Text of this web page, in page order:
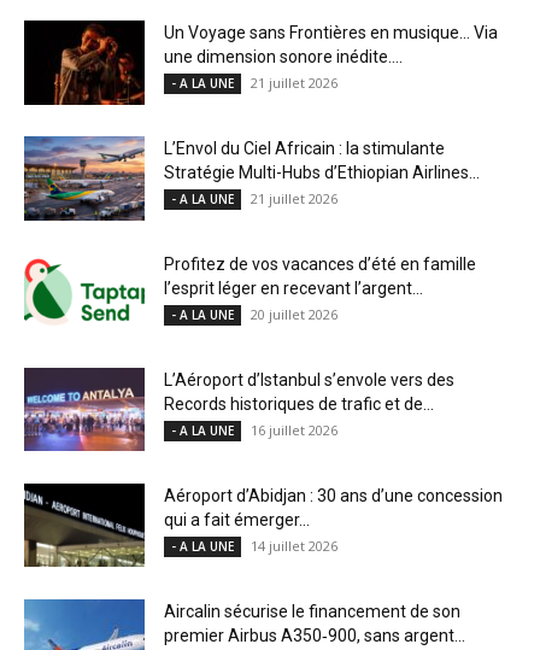
Un Voyage sans Frontières en musique… Via
une dimension sonore inédite....
- A LA UNE 21 juillet 2026
L’Envol du Ciel Africain : la stimulante
Stratégie Multi-Hubs d’Ethiopian Airlines...
- A LA UNE 21 juillet 2026
Profitez de vos vacances d’été en famille
l’esprit léger en recevant l’argent...
- A LA UNE 20 juillet 2026
L’Aéroport d’Istanbul s’envole vers des
Records historiques de trafic et de...
- A LA UNE 16 juillet 2026
Aéroport d’Abidjan : 30 ans d’une concession
qui a fait émerger...
- A LA UNE 14 juillet 2026
Aircalin sécurise le financement de son
premier Airbus A350‑900, sans argent...